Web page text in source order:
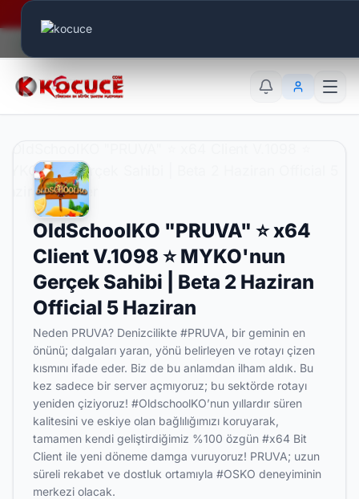
OldSchoolKO "PRUVA" ⭐ x64
Client V.1098 ⭐ MYKO'nun
Gerçek Sahibi | Beta 2 Haziran
Official 5 Haziran
Neden PRUVA? Denizcilikte #PRUVA, bir geminin en
önünü; dalgaları yaran, yönü belirleyen ve rotayı çizen
kısmını ifade eder. Biz de bu anlamdan ilham aldık. Bu
kez sadece bir server açmıyoruz; bu sektörde rotayı
yeniden çiziyoruz! #OldschoolKO’nun yıllardır süren
kalitesini ve eskiye olan bağlılığımızı koruyarak,
tamamen kendi geliştirdiğimiz %100 özgün #x64 Bit
Client ile yeni döneme damga vuruyoruz! PRUVA; uzun
süreli rekabet ve dostluk ortamıyla #OSKO deneyiminin
merkezi olacak.